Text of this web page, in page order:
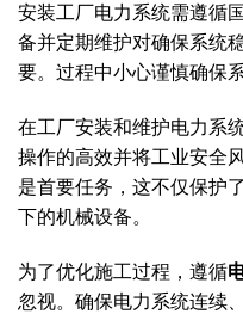
安装工厂电力系统需遵循
备并定期维护对确保系统
要。过程中小心谨慎确保
在工厂安装和维护电力系
操作的高效并将工业安全
是首要任务，这不仅保护
下的机械设备。
为了优化施工过程，遵循
忽视。确保电力系统连续